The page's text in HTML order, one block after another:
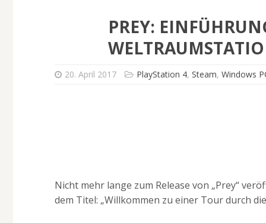
PREY:
20. April 2017 PlayStation 4,Steam,Windows
Nicht mehr lange zum Release von „Prey“
dem Titel: „Willkommen zu einer Tour durch